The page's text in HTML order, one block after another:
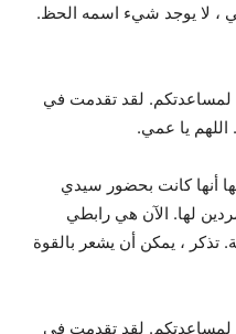
، لا يوجد شيء اسمه الحظ.
لقد تقدمت في
اللهم يا عمي.
أنها كانت بحضور سيدي
لها. الآن هي رابطي
تذكر ، يمكن أن يشعر بالقوة
لقد تقدمت في